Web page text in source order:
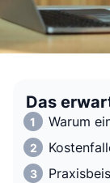
Das
Warum